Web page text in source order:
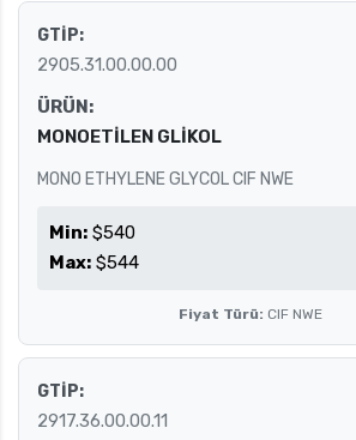
GTİP:
2905.31.00.00.00
ÜRÜN:
MONOETİLEN GLİKOL
MONO ETHYLENE GLYCOL CIF NWE
Min: $540
Max: $544
Fiyat Türü: CIF NWE
GTİP:
2917.36.00.00.11